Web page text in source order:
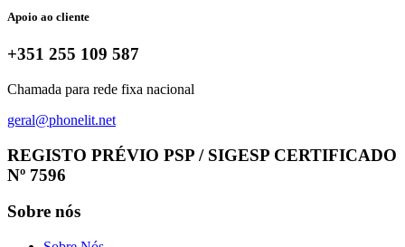
Apoio ao cliente
+351 255 109 587
Chamada para rede fixa nacional
geral@phonelit.net
REGISTO PRÉVIO PSP / SIGESP CERTIFICADO
Nº 7596
Sobre nós